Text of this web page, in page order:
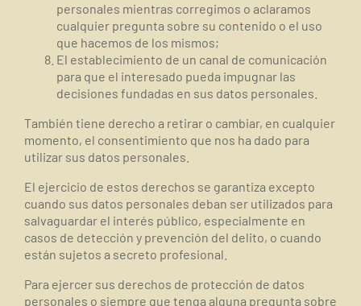
personales mientras corregimos o aclaramos
cualquier pregunta sobre su contenido o el uso
que hacemos de los mismos;
El establecimiento de un canal de comunicación
para que el interesado pueda impugnar las
decisiones fundadas en sus datos personales.
También tiene derecho a retirar o cambiar, en cualquier
momento, el consentimiento que nos ha dado para
utilizar sus datos personales.
El ejercicio de estos derechos se garantiza excepto
cuando sus datos personales deban ser utilizados para
salvaguardar el interés público, especialmente en
casos de detección y prevención del delito, o cuando
están sujetos a secreto profesional.
Para ejercer sus derechos de protección de datos
personales o siempre que tenga alguna pregunta sobre